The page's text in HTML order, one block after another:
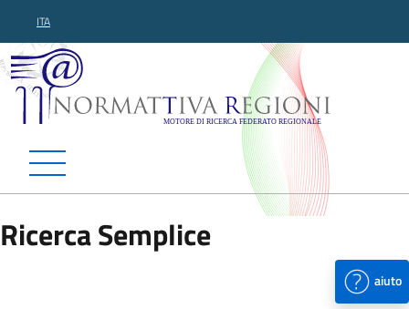
ITA
Normattiva Regioni -
Ricerca Semplice
aiuto